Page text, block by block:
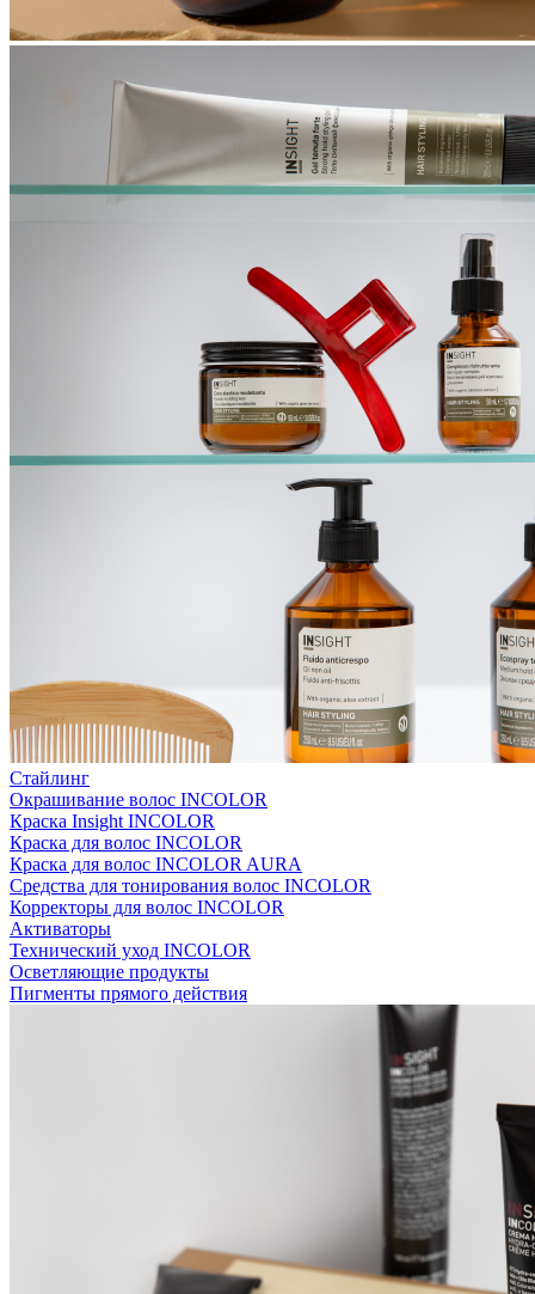
Стайлинг
Окрашивание волос INCOLOR
Краска Insight INCOLOR
Краска для волос INCOLOR
Краска для волос INCOLOR AURA
Средства для тонирования волос INCOLOR
Корректоры для волос INCOLOR
Активаторы
Технический уход INCOLOR
Осветляющие продукты
Пигменты прямого действия